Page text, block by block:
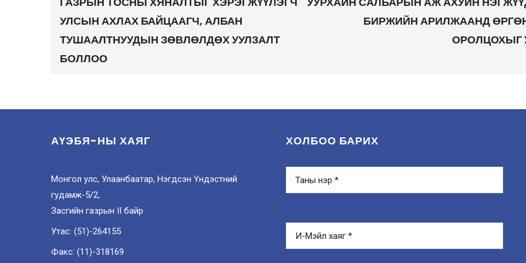
УЛСЫН АХЛАХ БАЙЦААГЧ, АЛБАН
ТУШААЛТНУУДЫН ЗӨВЛӨЛДӨХ УУЛЗАЛТ
БОЛЛОО
БИРЖИЙН АРИЛЖААНД
ОРОЛЦОХЫГ
АҮЭБЯ-НЫ ХАЯГ
Монгол улс, Улаанбаатар, Нэгдсэн Үндэстний
гудамж-5/2,
Засгийн газрын II байр
Утас: (51)-264155
Факс: (11)-318169
ХОЛБОО БАРИХ